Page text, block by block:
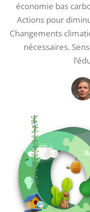
économie bas
Actions pour
Changements
nécessaires.